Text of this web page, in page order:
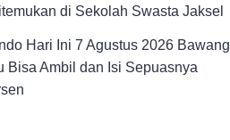
di Sekolah Swasta Jaksel
Hari Ini 7 Agustus 2026 Bawang
Bisa Ambil dan Isi Sepuasnya